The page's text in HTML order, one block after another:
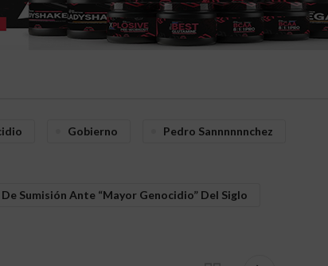
Gobierno Pedro Sannnnnnchez
De Sumisión Ante “mayor Genocidio” Del Siglo